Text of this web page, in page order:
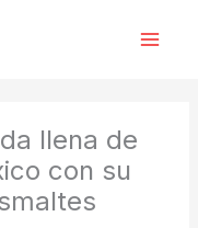
llena de
con su